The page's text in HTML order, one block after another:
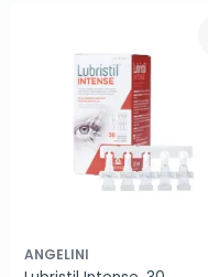
ANGELINI